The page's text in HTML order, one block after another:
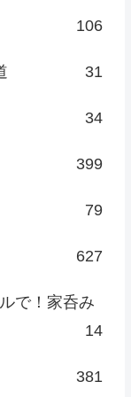
106
31
34
399
79
627
で！家呑み
14
381